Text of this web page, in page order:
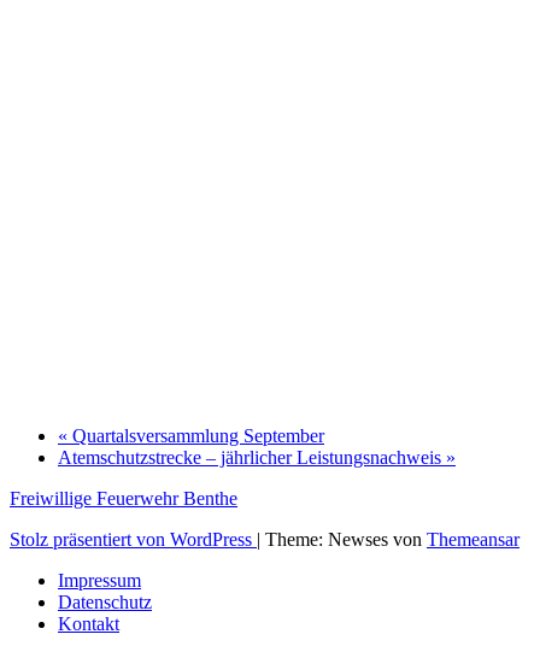
« Quartalsversammlung September
Atemschutzstrecke – jährlicher Leistungsnachweis »
Freiwillige Feuerwehr Benthe
Stolz präsentiert von WordPress | Theme: Newses von Themeansar
Impressum
Datenschutz
Kontakt